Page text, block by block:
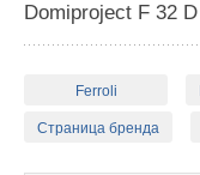
Domiproject F 32 D
Ferroli
Страница бренда